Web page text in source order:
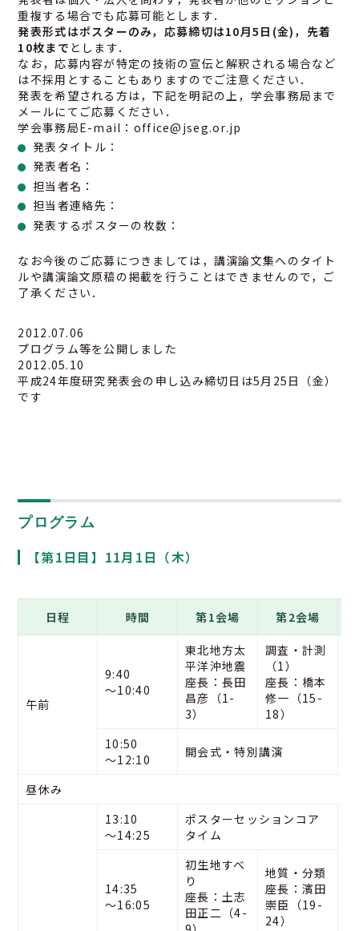
重複する場合でも応募可能とします．
発表形式はポスターのみ，応募締切は10月5日(金)，先着
10枚まで とします．
なお，応募内容が特定の技術の宣伝と解釈される場合など
は不採用とすることもありますのでご注意ください．
発表を希望される方は，下記を明記の上，学会事務局まで
メールにてご応募ください．
学会事務局E-mail：office@jseg.or.jp
発表タイトル：
発表者名：
担当者名：
担当者連絡先：
発表するポスターの枚数：
なお今後のご応募につきましては，講演論文集へのタイト
ルや講演論文原稿の掲載を行うことはできませんので，ご
了承ください．
2012.07.06
プログラム等を公開しました
2012.05.10
平成24年度研究発表会の申し込み締切日は5月25日（金）
です
プログラム
【第1日目】11月1日（木）
日程 時間 第1会場 第2会場
午前
9:40
〜10:40
東北地方太
平洋沖地震
座長：長田
昌彦（1-
3）
調査・計測
（1）
座長：橋本
修一（15-
18）
10:50
〜12:10
開会式・特別講演
昼休み
13:10
〜14:25
ポスターセッションコア
タイム
14:35
〜16:05
初生地すべ
り
座長：土志
田正二（4-
地質・分類
座長：濱田
崇臣（19-
24）